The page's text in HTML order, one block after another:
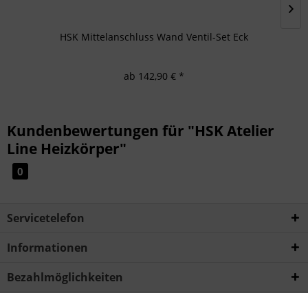
HSK Mittelanschluss Wand Ventil-Set Eck
ab 142,90 € *
Kundenbewertungen für "HSK Atelier
Line Heizkörper"
0
Servicetelefon
Informationen
Bezahlmöglichkeiten